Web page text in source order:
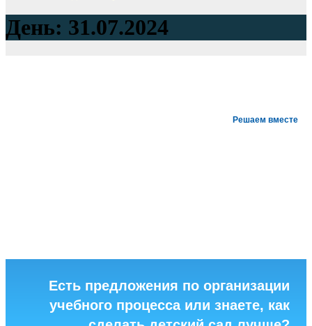
День: 31.07.2024
Решаем вместе
Есть предложения по организации
учебного процесса или знаете, как